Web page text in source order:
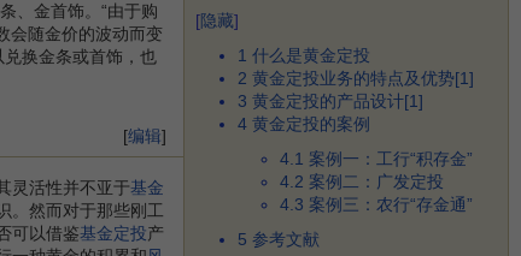
[隐藏]
1 什么是黄金定投
2 黄金定投业务的特点及优势[1]
3 黄金定投的产品设计[1]
4 黄金定投的案例
4.1 案例一：工行“积存金”
4.2 案例二：广发定投
4.3 案例三：农行“存金通”
5 参考文献
、金首饰。“由于购
会随金价的波动而变
兑换金条或首饰，也
[编辑]
灵活性并不亚于基金
。然而对于那些刚工
可以借鉴基金定投产